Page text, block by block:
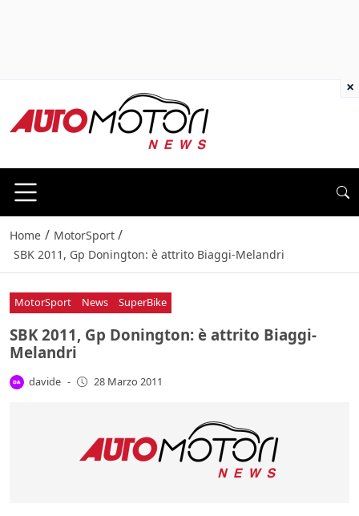
Home / MotorSport /
SBK 2011, Gp Donington: è attrito Biaggi-Melandri
MotorSport News SuperBike
SBK 2011, Gp Donington: è attrito Biaggi-
Melandri
davide - 28 Marzo 2011
×